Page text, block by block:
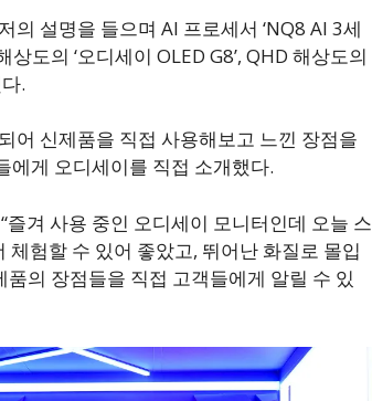
의 설명을 들으며 AI 프로세서 ‘NQ8 AI 3세
도의 ‘오디세이 OLED G8’, QHD 해상도의
.
어 신제품을 직접 사용해보고 느낀 장점을
에게 오디세이를 직접 소개했다.
“즐겨 사용 중인 오디세이 모니터인데 오늘 스
체험할 수 있어 좋았고, 뛰어난 화질로 몰입
의 장점들을 직접 고객들에게 알릴 수 있